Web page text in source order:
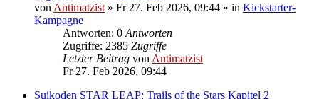
von Antimatzist » Fr 27. Feb 2026, 09:44 » in Kickstarter-
Kampagne
Antworten: 0 Antworten
Zugriffe: 2385 Zugriffe
Letzter Beitrag von Antimatzist
Fr 27. Feb 2026, 09:44
Suikoden STAR LEAP: Trails of the Stars Kapitel 2